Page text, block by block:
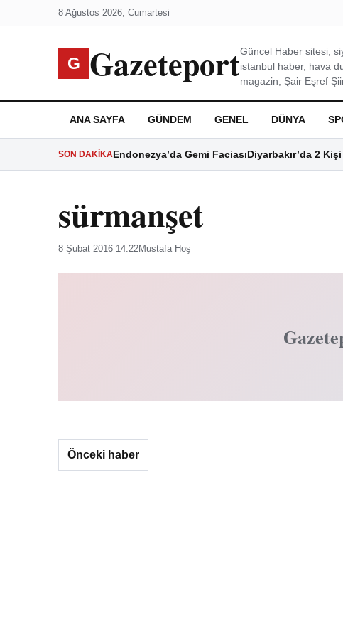
8 Ağustos 2026, Cumartesi
G GazeteportGüncel Haber sitesi,
istanbul haber, hava
magazin, Şair Eşref
ANA SAYFA GÜNDEM GENEL DÜNYA
SON DAKIKAEndonezya’da Gemi FaciasıDiyarbakır’da 2
sürmanşet
8 Şubat 2016 14:22Mustafa Hoş
Önceki haber